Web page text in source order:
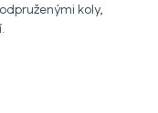
koly,